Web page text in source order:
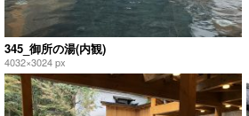
345_御所の湯(内観)
4032×3024 px